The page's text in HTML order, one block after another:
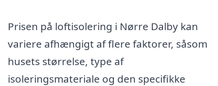
Prisen på loftisolering i Nørre Dalby kan
variere afhængigt af flere faktorer, såsom
husets størrelse, type af
isoleringsmateriale og den specifikke